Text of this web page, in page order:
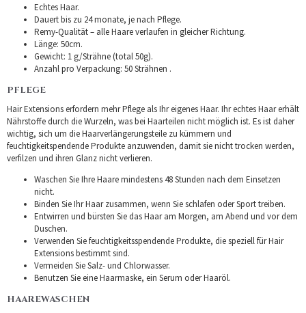
Echtes Haar.
Dauert bis zu 24 monate, je nach Pflege.
Remy-Qualität – alle Haare verlaufen in gleicher Richtung.
Länge: 50cm.
Gewicht: 1 g/Strähne (total 50g).
Anzahl pro Verpackung: 50 Strähnen .
PFLEGE
Hair Extensions erfordern mehr Pflege als Ihr eigenes Haar. Ihr echtes Haar erhält
Nährstoffe durch die Wurzeln, was bei Haarteilen nicht möglich ist. Es ist daher
wichtig, sich um die Haarverlängerungsteile zu kümmern und
feuchtigkeitspendende Produkte anzuwenden, damit sie nicht trocken werden,
verfilzen und ihren Glanz nicht verlieren.
Waschen Sie Ihre Haare mindestens 48 Stunden nach dem Einsetzen
nicht.
Binden Sie Ihr Haar zusammen, wenn Sie schlafen oder Sport treiben.
Entwirren und bürsten Sie das Haar am Morgen, am Abend und vor dem
Duschen.
Verwenden Sie feuchtigkeitsspendende Produkte, die speziell für Hair
Extensions bestimmt sind.
Vermeiden Sie Salz- und Chlorwasser.
Benutzen Sie eine Haarmaske, ein Serum oder Haaröl.
HAAREWASCHEN